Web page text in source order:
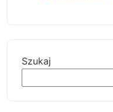
Szukaj